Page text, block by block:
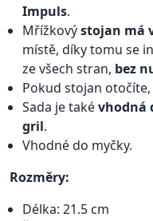
Impuls.
Mřížkovýstojan má
místě, díky tomu se
ze všech stran, bez
Pokud stojan
Sada je takévhodná
gril.
Vhodné do myčky.
Rozměry:
Délka: 21.5 cm